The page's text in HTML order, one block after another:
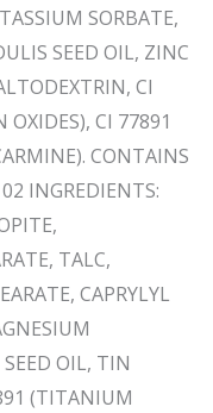
SORBATE,
SEED OIL, ZINC
CI
CI 77891
CONTAINS
INGREDIENTS:
TALC,
CAPRYLYL
OIL, TIN
(TITANIUM